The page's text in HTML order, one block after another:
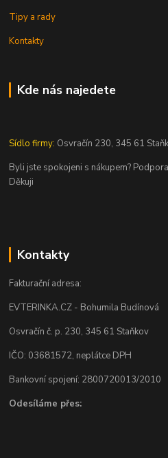
Tipy a rady
Kontakty
Kde nás najedete
Sídlo firmy: Osvračín 230, 345 61
Byli jste spokojeni s nákupem?
Děkuji
Kontakty
Fakturační adresa:
EVTERINKA.CZ - Bohumila Budínová
Osvračín č. p. 230, 345 61 Staňkov
IČO: 03681572, neplátce DPH
Bankovní spojení: 2800720013/2010
Odesíláme přes: